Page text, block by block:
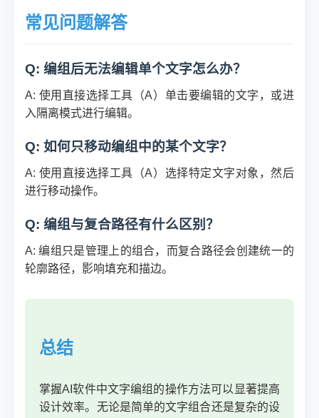
常见问题解答
Q: 编组后无法编辑单个文字怎么办？
A: 使用直接选择工具（A）单击要编辑的文字，或进
入隔离模式进行编辑。
Q: 如何只移动编组中的某个文字？
A: 使用直接选择工具（A）选择特定文字对象，然后
进行移动操作。
Q: 编组与复合路径有什么区别？
A: 编组只是管理上的组合，而复合路径会创建统一的
轮廓路径，影响填充和描边。
总结
掌握AI软件中文字编组的操作方法可以显著提高
设计效率。无论是简单的文字组合还是复杂的设